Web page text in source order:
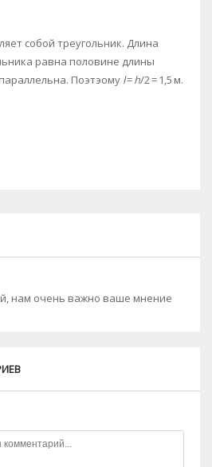
собой треугольник. Длина
равна половине длины
Поэтэому l=h/2 = 1,5 м.
нам очень важно ваше мнение